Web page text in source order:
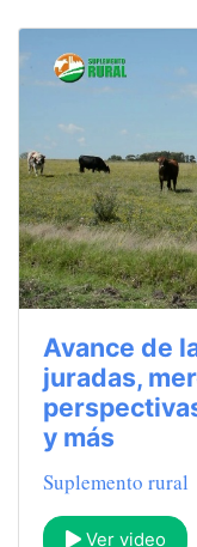
Avance de
juradas,
y más
Suplemento rural
Ver video